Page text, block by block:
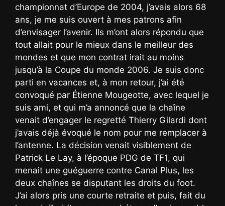
championnat d’Europe de 2004, j’avais alors 68
ans, je me suis ouvert à mes patrons afin
d’envisager l’avenir. Ils m’ont alors répondu que
tout allait pour le mieux dans le meilleur des
mondes et que mon contrat irait au moins
jusqu’à la Coupe du monde 2006. Je suis donc
parti en vacances et, à mon retour, j’ai été
convoqué par Étienne Mougeotte, avec lequel je
suis ami, et qui m’a annoncé que la chaîne
venait d’engager le regretté Thierry Gilardi dont
j’avais déjà évoqué le nom pour me remplacer à
l’antenne. La décision venait visiblement de
Patrick Le Lay, à l’époque PDG de TF1, qui
menait une guéguerre contre Canal Plus, les
deux chaînes se disputant les droits du foot.
J’ai alors pris une courte retraite et puis, fait du